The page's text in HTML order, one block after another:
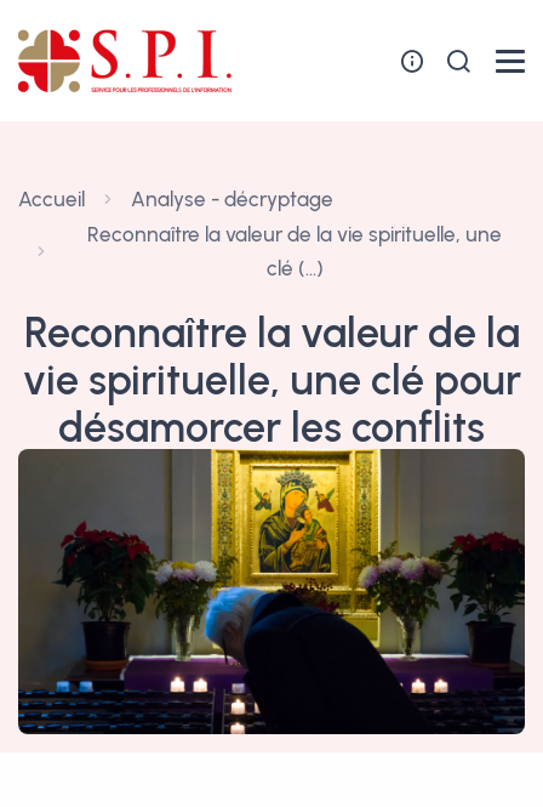
Accueil
Analyse - décryptage
Reconnaître la valeur de la vie spirituelle, une
clé (…)
Reconnaître la valeur de la
vie spirituelle, une clé pour
désamorcer les conflits
31 octobre 2020